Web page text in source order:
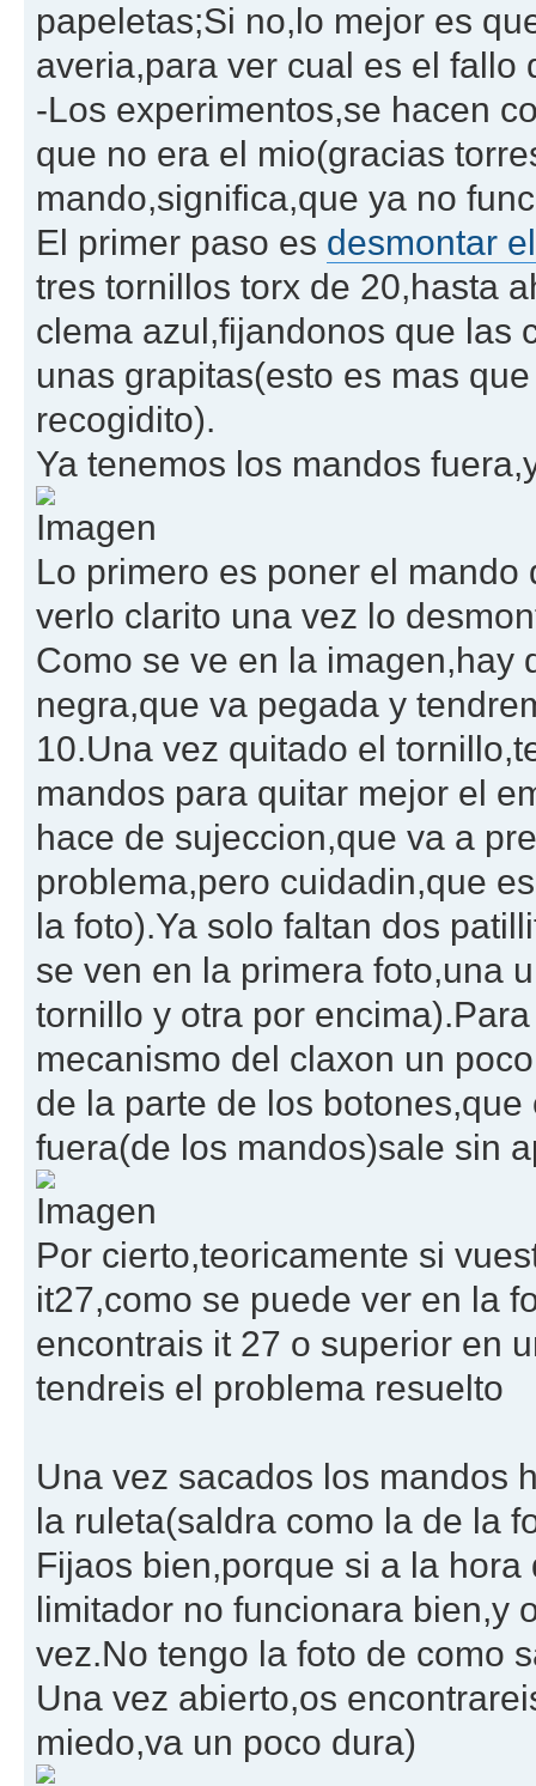
papeletas;Si no,lo mejor es
averia,para ver cual es el fallo
-Los experimentos,se hacen
que no era el mio(gracias
mando,significa,que ya no
El primer paso es desmontar
tres tornillos torx de 20,hasta
clema azul,fijandonos que las
unas grapitas(esto es mas
recogidito).
Ya tenemos los mandos
Lo primero es poner el
verlo clarito una vez lo
Como se ve en la imagen,hay
negra,que va pegada y
10.Una vez quitado el
mandos para quitar mejor el
hace de sujeccion,que va a
problema,pero cuidadin,que
la foto).Ya solo faltan dos
se ven en la primera foto,una
tornillo y otra por
mecanismo del claxon un
de la parte de los
fuera(de los mandos)sale sin
Por cierto,teoricamente si
it27,como se puede ver en la
encontrais it 27 o superior en
tendreis el problema resuelto
Una vez sacados los mandos
la ruleta(saldra como la de la
Fijaos bien,porque si a la
limitador no funcionara bien,y
vez.No tengo la foto de como
Una vez abierto,os
miedo,va un poco dura)